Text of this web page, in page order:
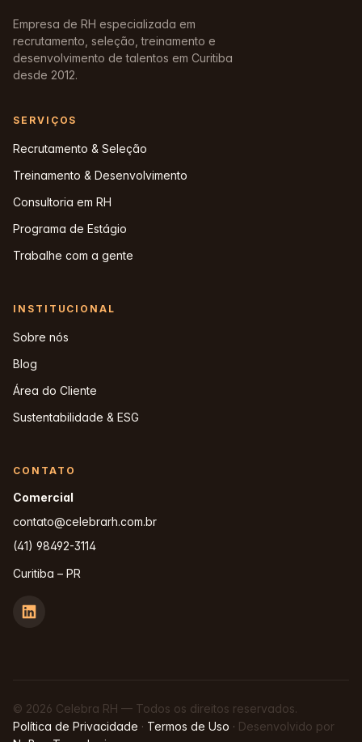
Empresa de RH especializada em
recrutamento, seleção, treinamento e
desenvolvimento de talentos em Curitiba
desde 2012.
SERVIÇOS
Recrutamento & Seleção
Treinamento & Desenvolvimento
Consultoria em RH
Programa de Estágio
Trabalhe com a gente
INSTITUCIONAL
Sobre nós
Blog
Área do Cliente
Sustentabilidade & ESG
CONTATO
Comercial
contato@celebrarh.com.br
(41) 98492-3114
Curitiba – PR
© 2026 Celebra RH — Todos os direitos reservados.
Política de Privacidade · Termos de Uso · Desenvolvido por